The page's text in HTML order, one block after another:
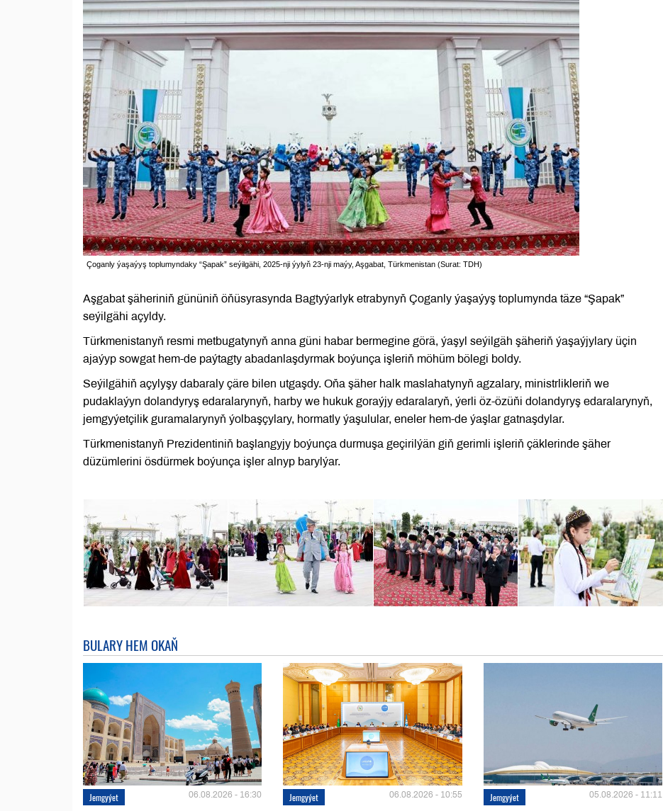
Çoganly ýaşaýyş toplumyndaky “Şapak” seýilgähi, 2025-nji ýylyň 23-nji maýy, Aşgabat, Türkmenistan (Surat: TDH)
Aşgabat şäheriniň gününiň öňüsyrasynda Bagtyýarlyk etrabynyň Çoganly ýaşaýyş toplumynda täze “Şapak”
seýilgähi açyldy.
Türkmenistanyň resmi metbugatynyň anna güni habar bermegine görä, ýaşyl seýilgäh şäheriň ýaşaýjylary üçin
ajaýyp sowgat hem-de paýtagty abadanlaşdyrmak boýunça işleriň möhüm bölegi boldy.
Seýilgähiň açylyşy dabaraly çäre bilen utgaşdy. Oňa şäher halk maslahatynyň agzalary, ministrlikleriň we
pudaklaýyn dolandyryş edaralarynyň, harby we hukuk goraýjy edaralaryň, ýerli öz-özüňi dolandyryş edaralarynyň,
jemgyýetçilik guramalarynyň ýolbaşçylary, hormatly ýaşulular, eneler hem-de ýaşlar gatnaşdylar.
Türkmenistanyň Prezidentiniň başlangyjy boýunça durmuşa geçirilýän giň gerimli işleriň çäklerinde şäher
düzümlerini ösdürmek boýunça işler alnyp barylýar.
BULARY HEM OKAŇ
Jemgyýet 06.08.2026 - 16:30 Jemgyýet 06.08.2026 - 10:55 Jemgyýet 05.08.2026 - 11:11